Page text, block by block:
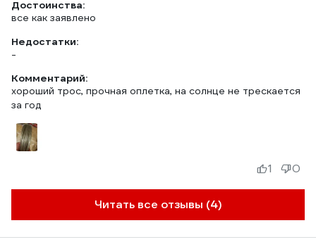
Достоинства:
все как заявлено
Недостатки:
-
Комментарий:
хороший трос, прочная оплетка, на солнце не трескается
за год
Читать все отзывы (4)
1 0